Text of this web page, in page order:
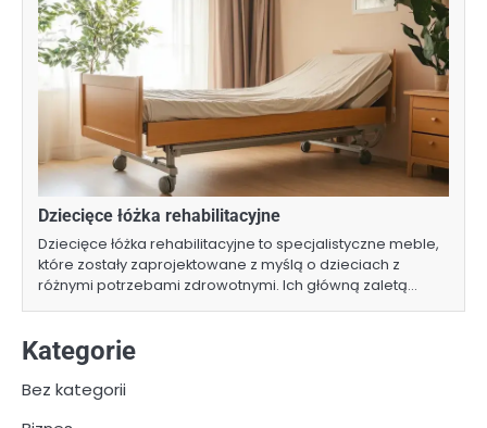
Dziecięce łóżka rehabilitacyjne
Dziecięce łóżka rehabilitacyjne to specjalistyczne meble,
które zostały zaprojektowane z myślą o dzieciach z
różnymi potrzebami zdrowotnymi. Ich główną zaletą…
Kategorie
Bez kategorii